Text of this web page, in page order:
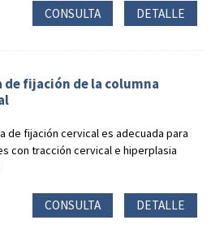
CONSULTA DETALLE
de fijación de la columna
de fijación cervical es adecuada para
con tracción cervical e hiperplasia
CONSULTA DETALLE